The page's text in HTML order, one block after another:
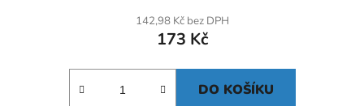
142,98 Kč bez DPH
173 Kč
DO KOŠÍKU